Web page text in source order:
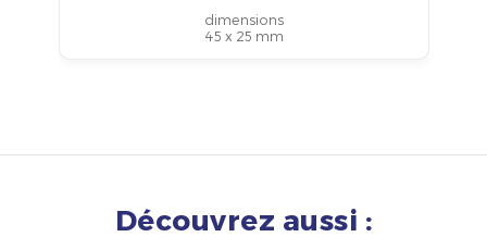
dimensions
45 x 25 mm
Découvrez aussi :